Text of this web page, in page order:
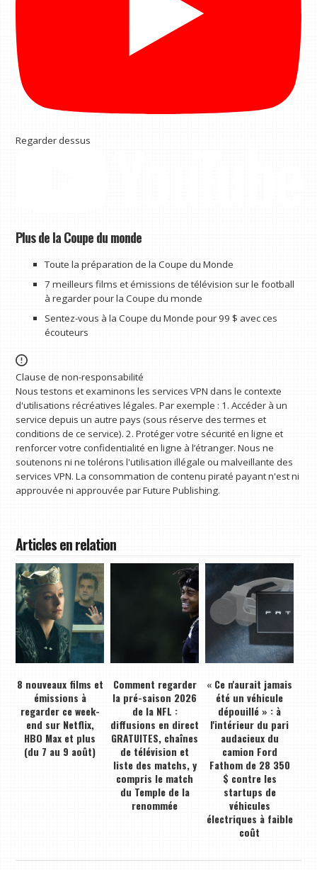
Regarder dessus
Plus de la Coupe du monde
Toute la préparation de la Coupe du Monde
7 meilleurs films et émissions de télévision sur le football
à regarder pour la Coupe du monde
Sentez-vous à la Coupe du Monde pour 99 $ avec ces
écouteurs
Clause de non-responsabilité
Nous testons et examinons les services VPN dans le contexte
d'utilisations récréatives légales. Par exemple : 1. Accéder à un
service depuis un autre pays (sous réserve des termes et
conditions de ce service). 2. Protéger votre sécurité en ligne et
renforcer votre confidentialité en ligne à l’étranger. Nous ne
soutenons ni ne tolérons l'utilisation illégale ou malveillante des
services VPN. La consommation de contenu piraté payant n'est ni
approuvée ni approuvée par Future Publishing.
Articles en relation
8 nouveaux films et
émissions à
regarder ce week-
end sur Netflix,
HBO Max et plus
(du 7 au 9 août)
Comment regarder
la pré-saison 2026
de la NFL :
diffusions en direct
GRATUITES, chaînes
de télévision et
liste des matchs, y
compris le match
du Temple de la
renommée
« Ce n'aurait jamais
été un véhicule
dépouillé » : à
l'intérieur du pari
audacieux du
camion Ford
Fathom de 28 350
$ contre les
startups de
véhicules
électriques à faible
coût